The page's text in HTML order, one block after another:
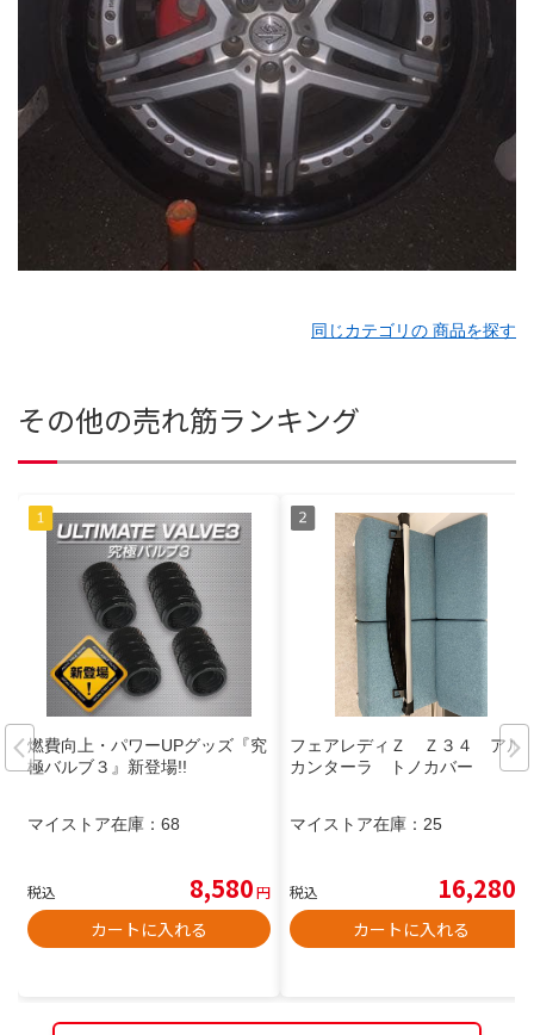
同じカテゴリの 商品を探す
その他の売れ筋ランキング
燃費向上・パワーUPグッズ『究
極バルブ３』新登場!!
マイストア在庫： 68
税込 8,580円
カートに入れる
フェアレディＺ Ｚ３４ アル
カンターラ トノカバー
マイストア在庫： 25
税込 16,280
カートに入れる